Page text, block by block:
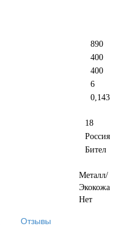
890
400
400
6
0,143
18
Россия
Бител
Металл/
Экокожа
Нет
Отзывы